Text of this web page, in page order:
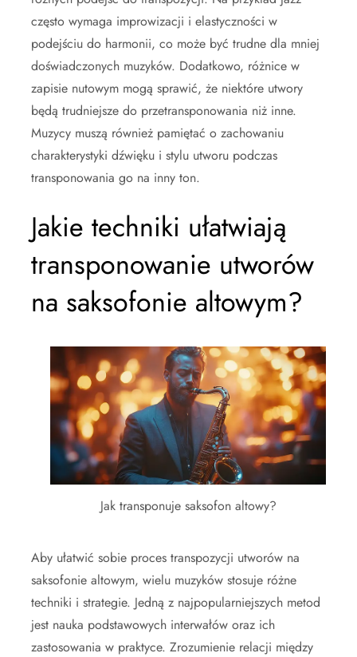
często wymaga improwizacji i elastyczności w
podejściu do harmonii, co może być trudne dla mniej
doświadczonych muzyków. Dodatkowo, różnice w
zapisie nutowym mogą sprawić, że niektóre utwory
będą trudniejsze do przetransponowania niż inne.
Muzycy muszą również pamiętać o zachowaniu
charakterystyki dźwięku i stylu utworu podczas
transponowania go na inny ton.
Jakie techniki ułatwiają
transponowanie utworów
na saksofonie altowym?
Jak transponuje saksofon altowy?
Aby ułatwić sobie proces transpozycji utworów na
saksofonie altowym, wielu muzyków stosuje różne
techniki i strategie. Jedną z najpopularniejszych metod
jest nauka podstawowych interwałów oraz ich
zastosowania w praktyce. Zrozumienie relacji między